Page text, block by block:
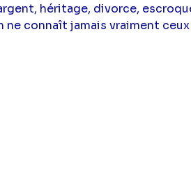
héritage, divorce,
connaît jamais vraiment